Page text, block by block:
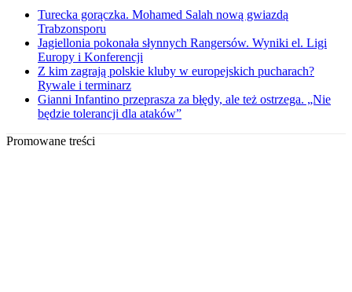
Turecka gorączka. Mohamed Salah nową gwiazdą
Trabzonsporu
Jagiellonia pokonała słynnych Rangersów. Wyniki el. Ligi
Europy i Konferencji
Z kim zagrają polskie kluby w europejskich pucharach?
Rywale i terminarz
Gianni Infantino przeprasza za błędy, ale też ostrzega. „Nie
będzie tolerancji dla ataków”
Promowane treści